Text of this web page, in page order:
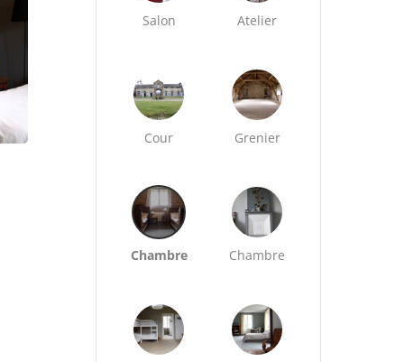
Salon Atelier
Cour Grenier
Chambre Chambre